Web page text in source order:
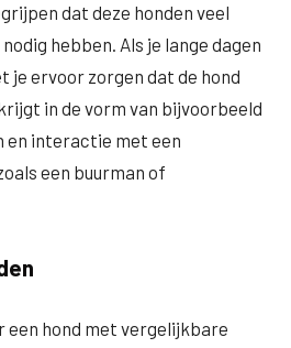
dat deze honden veel
hebben. Als je lange dagen
je ervoor zorgen dat de hond
in de vorm van bijvoorbeeld
en interactie met een
een buurman of
een hond met vergelijkbare